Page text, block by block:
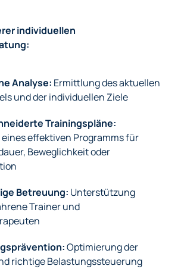
individuellen
Analyse: Ermittlung des aktuellen
und der individuellen Ziele
Trainingspläne:
effektiven Programms für
Beweglichkeit oder
Betreuung: Unterstützung
Trainer und
Optimierung der
richtige Belastungssteuerung